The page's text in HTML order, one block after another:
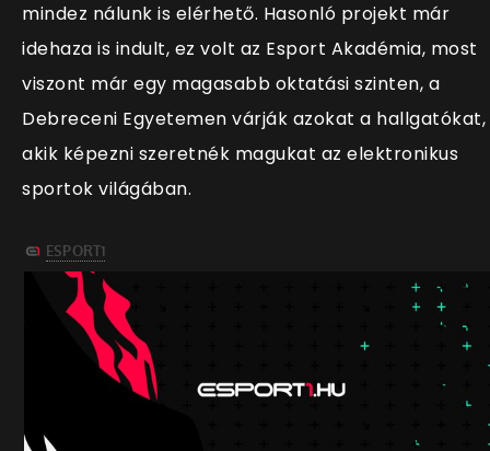
mindez nálunk is elérhető. Hasonló projekt már
idehaza is indult, ez volt az Esport Akadémia, most
viszont már egy magasabb oktatási szinten, a
Debreceni Egyetemen várják azokat a hallgatókat,
akik képezni szeretnék magukat az elektronikus
sportok világában.